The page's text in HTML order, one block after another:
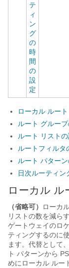
テ
ィ
ン
グ
の
時
間
の
設
定
ローカル ルー
ルート グルー
ルート リスト
ルートフィルタ
ルート パター
日次ルーティン
ローカル ル
（省略可）
ローカ
リストの数を減ら
ゲートウェイのロ
ティングするのに
ます。代替として
ト パターンから
めにローカル ルー